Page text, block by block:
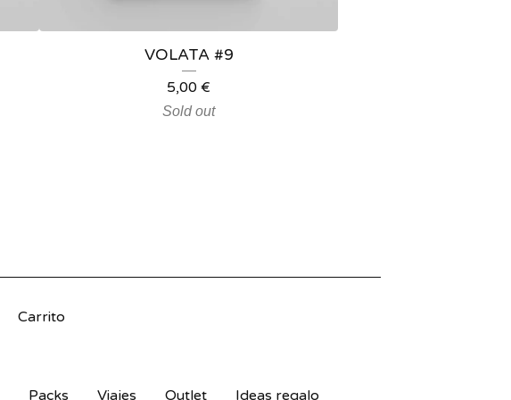
VOLATA #9
5,00€
Sold out
Carrito
Packs Viajes Outlet Ideas regalo